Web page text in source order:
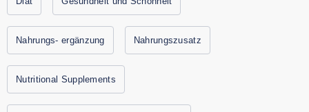
Entdecken Sie bei Garden of Life biologische
Nahrungsergänzungsmittel zum besten Preis. Alle aktuellen
Gutscheine und Rabattaktionen von Garden of Life finden
Sie immer hier auf Gutscheine.codes.
Nahrungs- ergänzung Nahrungszusatz
Nutritional Supplements